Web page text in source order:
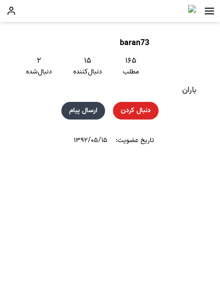
baran73
۱۶۵
مطلب
۱۵
دنبال‌کننده
۲
دنبال‌شده
باران
دنبال کردن ارسال پیام
تاریخ عضویت: ۱۳۹۲/۰۵/۱۵